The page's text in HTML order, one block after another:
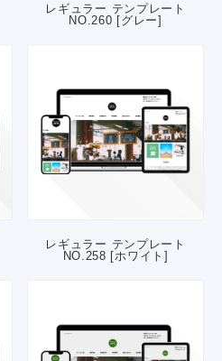
レギュラー テンプレート
NO.260 [グレー]
レギュラー テンプレート
NO.258 [ホワイト]